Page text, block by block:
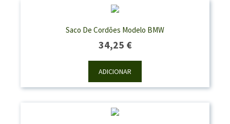
Saco De Cordões Modelo BMW
34,25 €
ADICIONAR